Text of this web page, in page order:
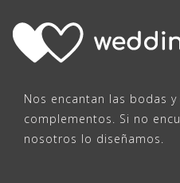
Nos encantan las bodas
complementos. Si no
nosotros lo diseñamos.